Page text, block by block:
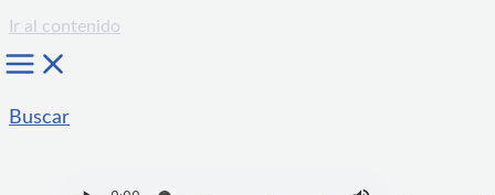
Ir al contenido
Buscar